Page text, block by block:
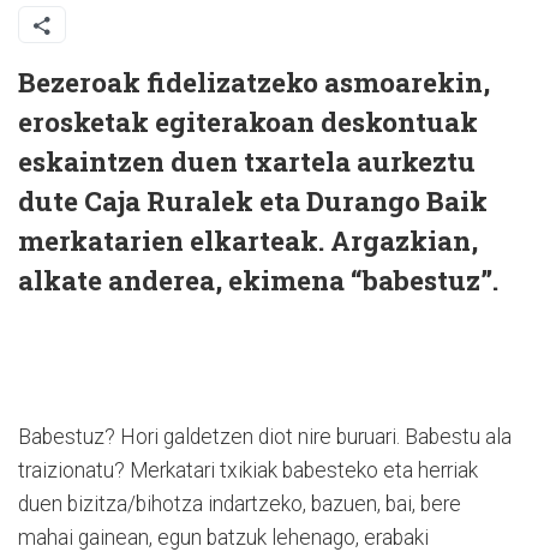
Bezeroak fidelizatzeko asmoarekin,
erosketak egiterakoan deskontuak
eskaintzen duen txartela aurkeztu
dute Caja Ruralek eta Durango Baik
merkatarien elkarteak. Argazkian,
alkate anderea, ekimena “babestuz”.
Babestuz? Hori galdetzen diot nire buruari. Babestu ala
traizionatu? Merkatari txikiak babesteko eta herriak
duen bizitza/bihotza indartzeko, bazuen, bai, bere
mahai gainean, egun batzuk lehenago, erabaki